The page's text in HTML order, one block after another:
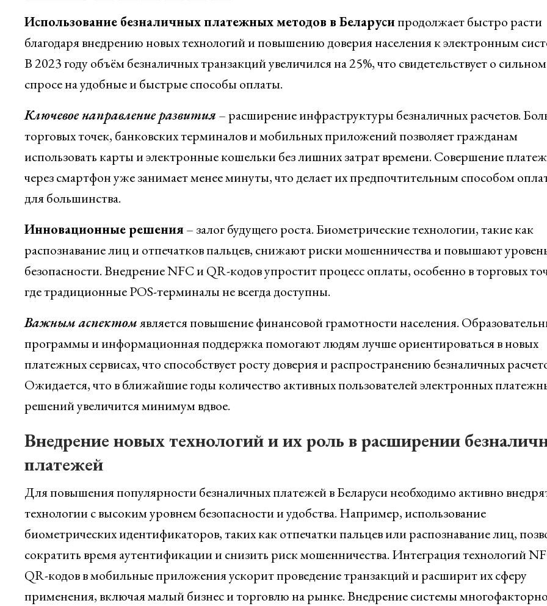
Использование безналичных платежных методов в Беларусипродолжает быстро расти
благодаря внедрению новых технологий и повышению доверия населения к электронным
В 2023 году объём безналичных транзакций увеличился на 25%, что свидетельствует о сильном
спросе на удобные и быстрые способы оплаты.
Ключевое направление развития – расширение инфраструктуры безналичных расчетов.
торговых точек, банковских терминалов и мобильных приложений позволяет гражданам
использовать карты и электронные кошельки без лишних затрат времени. Совершение
через смартфон уже занимает менее минуты, что делает их предпочтительным способом
для большинства.
Инновационные решения– залог будущего роста. Биометрические технологии, такие как
распознавание лиц и отпечатков пальцев, снижают риски мошенничества и повышают
безопасности. Внедрение NFC и QR-кодов упростит процесс оплаты, особенно в торговых
где традиционные POS-терминалы не всегда доступны.
Важным аспектомявляется повышение финансовой грамотности населения.
программы и информационная поддержка помогают людям лучше ориентироваться в новых
платежных сервисах, что способствует росту доверия и распространению безналичных
Ожидается, что в ближайшие годы количество активных пользователей электронных
решений увеличится минимум вдвое.
Внедрение новых технологий и их роль в расширении
платежей
Для повышения популярности безналичных платежей в Беларуси необходимо активно
технологии с высоким уровнем безопасности и удобства. Например, использование
биометрических идентификаторов, таких как отпечатки пальцев или распознавание лиц,
сократить время аутентификации и снизить риск мошенничества. Интеграция технологий
QR-кодов в мобильные приложения ускорит проведение транзакций и расширит их сферу
применения, включая малый бизнес и торговлю на рынке. Внедрение системы